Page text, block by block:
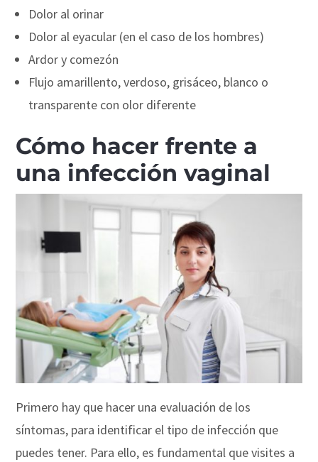
Dolor al orinar
Dolor al eyacular (en el caso de los hombres)
Ardor y comezón
Flujo amarillento, verdoso, grisáceo, blanco o
transparente con olor diferente
Cómo hacer frente a
una infección vaginal
Primero hay que hacer una evaluación de los
síntomas, para identificar el tipo de infección que
puedes tener. Para ello, es fundamental que visites a